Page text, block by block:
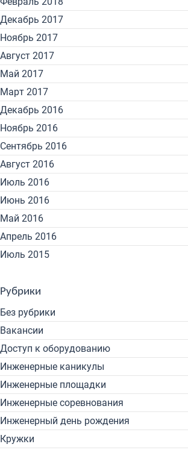
Декабрь 2017
Ноябрь 2017
Август 2017
Май 2017
Март 2017
Декабрь 2016
Ноябрь 2016
Сентябрь 2016
Август 2016
Июль 2016
Июнь 2016
Май 2016
Апрель 2016
Июль 2015
Рубрики
Без рубрики
Вакансии
Доступ к оборудованию
Инженерные каникулы
Инженерные площадки
Инженерные соревнования
Инженерный день рождения
Кружки